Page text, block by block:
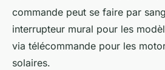
commande peut se faire par
interrupteur mural pour les
via télécommande pour les
solaires.